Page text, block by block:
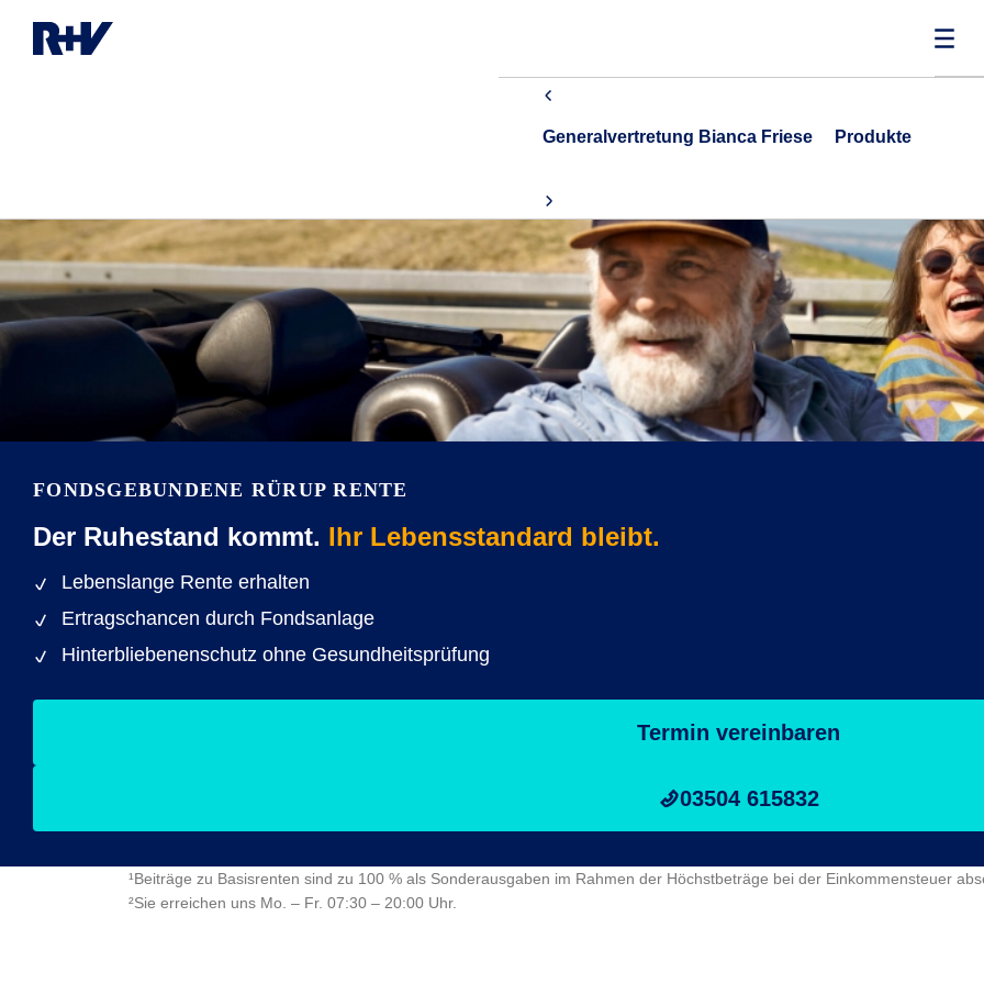
Generalvertretung Bianca Friese Produkte
FONDSGEBUNDENE RÜRUP RENTE
Der Ruhestand kommt. Ihr Lebensstandard bleibt.
Lebenslange Rente erhalten
Ertragschancen durch Fondsanlage
Hinterbliebenenschutz ohne Gesundheitsprüfung
Termin vereinbaren
03504 615832
¹Beiträge zu Basisrenten sind zu 100 % als Sonderausgaben im Rahmen der Höchstbeträge bei der Einkommensteuer
²Sie erreichen uns Mo. – Fr. 07:30 – 20:00 Uhr.